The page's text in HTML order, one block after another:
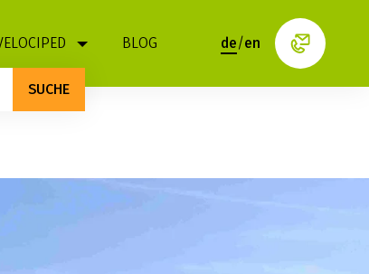
BLOG
SUCHE
de/en